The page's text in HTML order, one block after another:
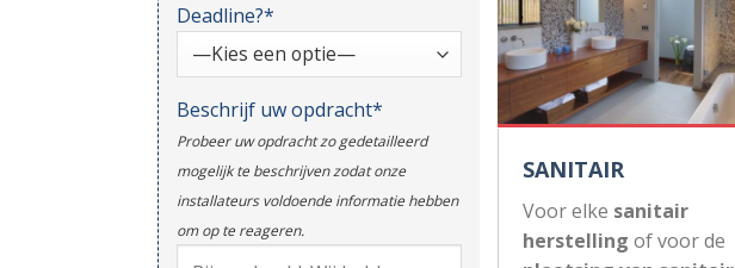
Deadline?*
Beschrijf uw opdracht*
Probeer uw opdracht zo gedetailleerd
mogelijk te beschrijven zodat onze
installateurs voldoende informatie hebben
om op te reageren.
SANITAIR
Voor elke sanitair
herstelling of voor de